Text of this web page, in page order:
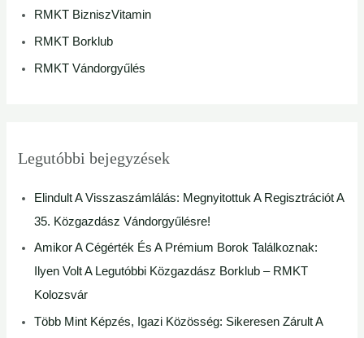
r
:
RMKT BizniszVitamin
RMKT Borklub
RMKT Vándorgyűlés
Legutóbbi bejegyzések
Elindult A Visszaszámlálás: Megnyitottuk A Regisztrációt A
35. Közgazdász Vándorgyűlésre!
Amikor A Cégérték És A Prémium Borok Találkoznak:
Ilyen Volt A Legutóbbi Közgazdász Borklub – RMKT
Kolozsvár
Több Mint Képzés, Igazi Közösség: Sikeresen Zárult A